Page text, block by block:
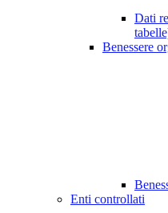
Dati
Benessere
Enti controllati